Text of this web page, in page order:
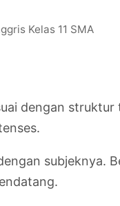
Kelas 11 SMA
dengan
subjeknya.